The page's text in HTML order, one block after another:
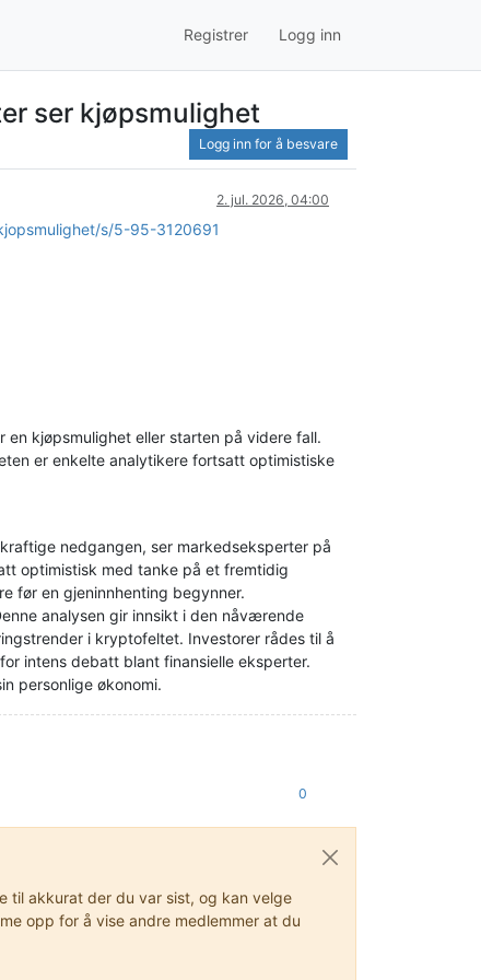
Registrer Logg inn
ser kjøpsmulighet
Logg inn for å besvare
2. jul. 2026, 04:00
s/5-95-3120691
kjøpsmulighet eller starten på videre fall.
er enkelte analytikere fortsatt optimistiske
nedgangen, ser markedseksperter på
optimistisk med tanke på et fremtidig
før en gjeninnhenting begynner.
analysen gir innsikt i den nåværende
i kryptofeltet. Investorer rådes til å
intens debatt blant finansielle eksperter.
personlige økonomi.
0
til akkurat der du var sist, og kan velge
opp for å vise andre medlemmer at du